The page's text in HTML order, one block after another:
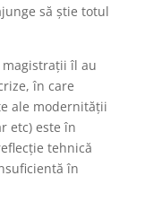
să știe totul
îl au
în care
ale modernității
etc) este în
tehnică
în